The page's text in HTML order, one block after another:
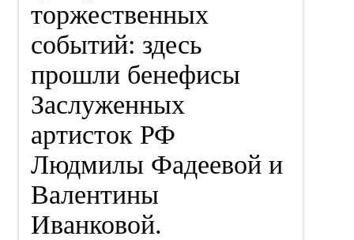
торжественных
событий: здесь
прошли бенефисы
Заслуженных
артисток РФ
Людмилы Фадеевой и
Валентины
Иванковой.